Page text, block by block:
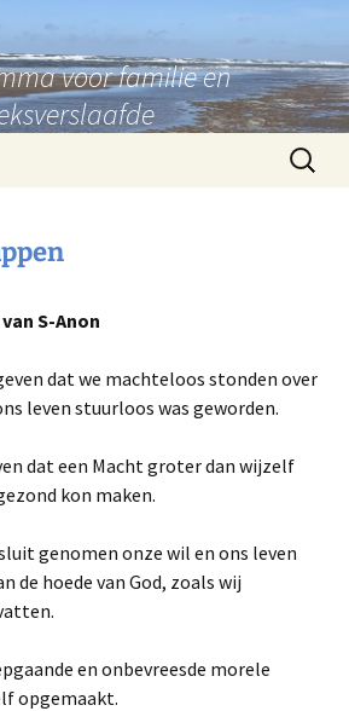
voor familie en
S-Anon
dat we machteloos stonden over
leven stuurloos was geworden.
dat een Macht groter dan wijzelf
kon maken.
genomen onze wil en ons leven
de hoede van God, zoals wij
en onbevreesde morele
opgemaakt.